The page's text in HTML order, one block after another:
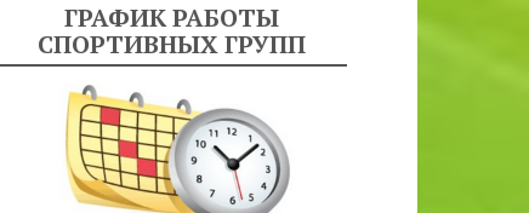
ГРАФИК РАБОТЫ
СПОРТИВНЫХ ГРУПП